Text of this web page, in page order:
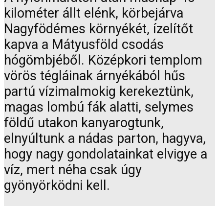
kilométer állt elénk, körbejárva
Nagyfödémes környékét, ízelítőt
kapva a Mátyusföld csodás
hógömbjéből. Középkori templom
vörös tégláinak árnyékából hűs
partú vízimalmokig kerekeztünk,
magas lombú fák alatti, selymes
földű utakon kanyarogtunk,
elnyúltunk a nádas parton, hagyva,
hogy nagy gondolatainkat elvigye a
víz, mert néha csak úgy
gyönyörködni kell.